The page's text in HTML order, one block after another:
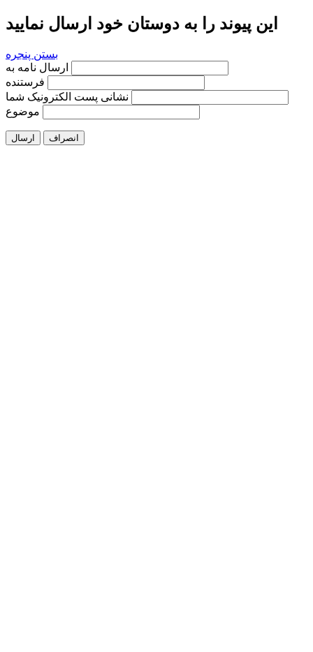
این پیوند را به دوستان خود ارسال نمایید
بستن پنجره
فرستنده
نشانی پست الکترونیک شما
موضوع
ارسال انصراف